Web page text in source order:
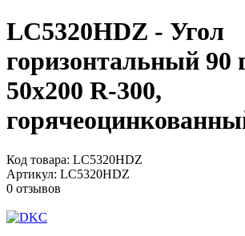
LC5320HDZ - Угол
горизонтальный 90
50х200 R-300,
Код товара: LC5320HDZ
Артикул: LC5320HDZ
0 отзывов